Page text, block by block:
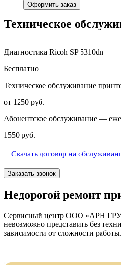
Оформить заказ
Техническое
Диагностика Ricoh SP 5310dn
Бесплатно
Техническое обслуживание
от 1250 руб.
Абонентское обслуживание —
1550 руб.
Скачать договор на
Заказать звонок
Недорогой ремонт
Сервисный центр ООО «АРН
невозможно представить без
зависимости от сложности работы.